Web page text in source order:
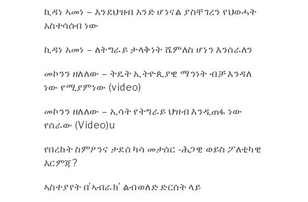
ኪዳነ ኣመነ – እንደህዝብ አንድ ሆነናል ያስቸገረን የህወሓት
አስተሳሰብ ነው
ኪዳነ አመነ – ለትግራይ ታላቅነት ሼምለስ ሆነን እንሰራለን
መኮንን ዘለለው – ትዴት ኢትዮጲያዊ ማንነት ብቻ እንዳለ
ነው የሚያምነው (video)
መኮንን ዘለለው – ኢሳት የትግራይ ህዝብ እንዲጠፋ ነው
የሰራው (Video)u
የበረከት ስምዖንና ታደሰ ካሳ መታሰር -ሕጋዊ ወይስ ፖለቲካዊ
እርምጃ?
ኣስተያየት በ’ኣብራክ’ ልብወለድ ድርሰት ላይ